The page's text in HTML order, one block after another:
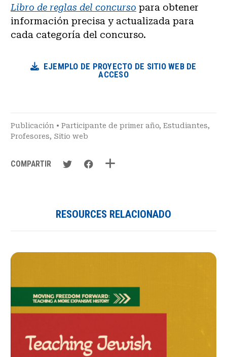
Libro de reglas del concurso para obtener
información precisa y actualizada para
cada categoría del concurso.
EJEMPLO DE PROYECTO DE SITIO WEB DE
ACCESO
Publicación • Participante de primer año, Estudiantes,
Profesores, Sitio web
COMPARTIR
RESOURCES RELACIONADO